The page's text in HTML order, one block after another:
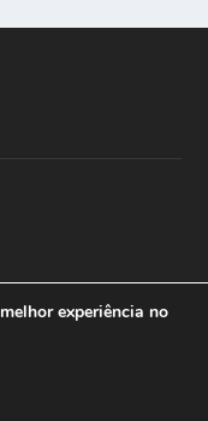
experiência no